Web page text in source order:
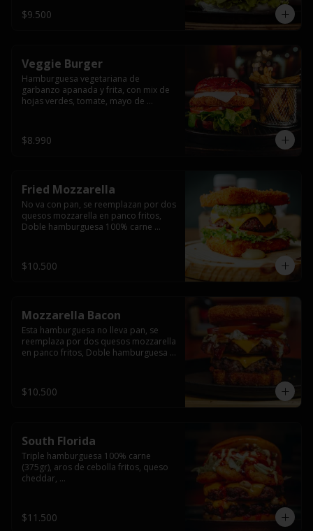
$9.500
Veggie Burger
Hamburguesa vegetariana de
garbanzo apanada y frita, con mix de
hojas verdes, tomate, mayo de
$8.990
Fried Mozzarella
No va con pan, se reemplazan por dos
quesos mozzarella en panco fritos,
Doble hamburguesa 100% carne
$10.500
Mozzarella Bacon
Esta hamburguesa no lleva pan, se
reemplaza por dos quesos mozzarella
en panco fritos, Doble hamburguesa
salsa BBQ acompañado de papas
fritas.
$10.500
South Florida
Triple hamburguesa 100% carne
(375gr), aros de cebolla fritos, queso
cheddar,
$11.500